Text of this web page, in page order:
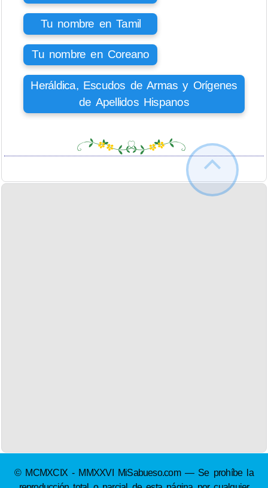
Tu nombre en Tamil
Tu nombre en Coreano
Heráldica, Escudos de Armas y Orígenes
de Apellidos Hispanos
© MCMXCIX - MMXXVI MiSabueso.com — Se prohíbe la